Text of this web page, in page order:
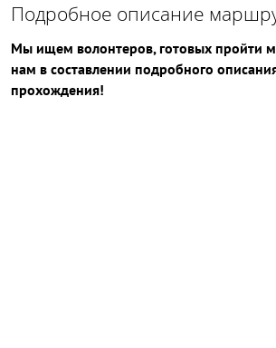
Подробное описание
Мы ищем волонтеров, готовых пройти
нам в составлении подробного
прохождения!